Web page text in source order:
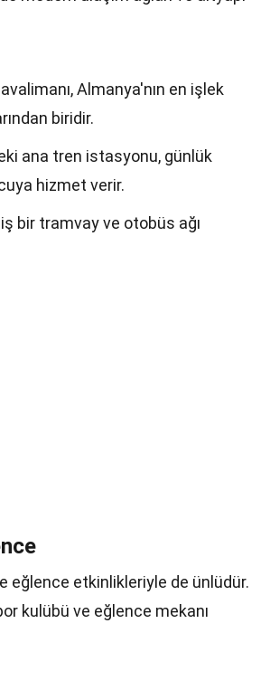
Almanya'nın en işlek
biridir.
ana tren istasyonu, günlük
hizmet verir.
bir tramvay ve otobüs ağı
eğlence etkinlikleriyle de ünlüdür.
kulübü ve eğlence mekanı